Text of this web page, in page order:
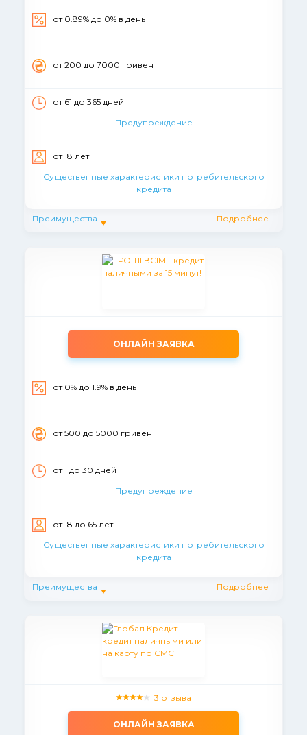
от 0.89% до 0% в день
от 200 до 7000 гривен
от 61 до 365 дней
Предупреждение
от 18 лет
Существенные характеристики потребительского
кредита
Преимущества Подробнее
ОНЛАЙН ЗАЯВКА
от 0% до 1.9% в день
от 500 до 5000 гривен
от 1 до 30 дней
Предупреждение
от 18 до 65 лет
Существенные характеристики потребительского
кредита
Преимущества Подробнее
3 отзыва
ОНЛАЙН ЗАЯВКА